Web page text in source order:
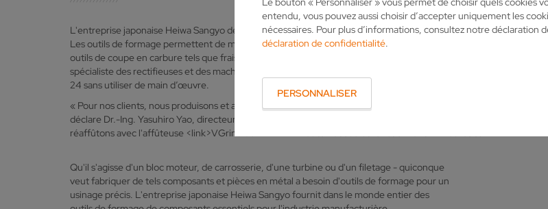
entendu, vous pouvez aussi choisir d’accepter uniquement les
nécessaires. Pour plus d’informations, consultez notre déclaration
déclaration de confidentialité.
PERSONNALISER
L'entreprise japonaise Heiwa Sangyo de Tokio fournit avec ses outils de formage des composants importants
Les outils de formage permettent de mouler des pièces métalliques ou de fabriquer des pièces moulées en
outils de coupe en carbure tels que fraises, perceuses ou alésoirs. Pour la fabrication et l'affûtage des outils de
spécialiste des rectifieuses et des machines d'érosion a équipé sa <link>VGrind de solutions d'automatisation
24 sans utiliser de main d’œuvre.
« Pour nos clients, nous produisons et affûtons des outils de formage dont le rôle est prépondérant dans
déclare Dr.-Ing. Yasuhiro Yao, directeur général de Heiwa Sangyo Co. Ltd. à Tokyo. « Pour l'usinage des outils
réaffûtons avec l'affûteuse <link>VGrind de
Qu'il s'agisse d'un bloc moteur, de carrosserie, d'une turbine ou d'un filetage - quiconque
veut fabriquer de tels composants et pièces en métal a besoin d'outils de formage pour un
usinage précis. L'entreprise japonaise Heiwa Sangyo fournit dans le monde entier des